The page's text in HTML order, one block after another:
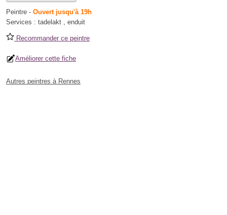
Peintre - Ouvert jusqu'à 19h
Services : tadelakt , enduit
Recommander ce peintre
Améliorer cette fiche
Autres peintres à Rennes